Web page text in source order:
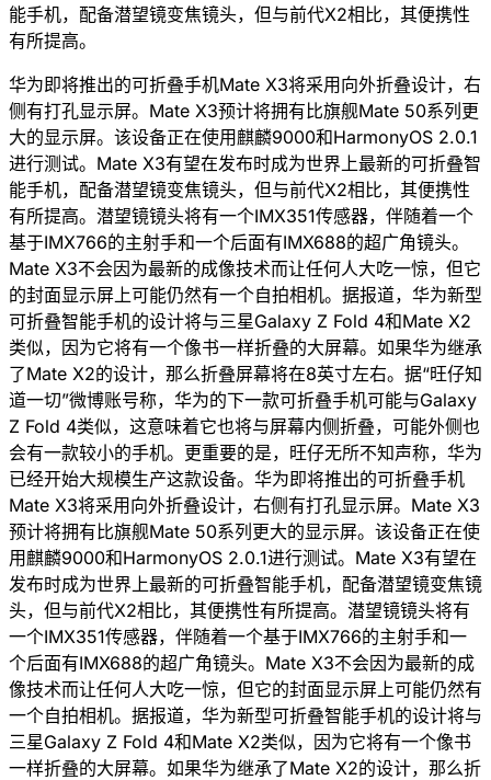
能手机，配备潜望镜变焦镜头，但与前代X2相比，其便携性
有所提高。
华为即将推出的可折叠手机Mate X3将采用向外折叠设计，右
侧有打孔显示屏。Mate X3预计将拥有比旗舰Mate 50系列更
大的显示屏。该设备正在使用麒麟9000和HarmonyOS 2.0.1
进行测试。Mate X3有望在发布时成为世界上最新的可折叠智
能手机，配备潜望镜变焦镜头，但与前代X2相比，其便携性
有所提高。潜望镜镜头将有一个IMX351传感器，伴随着一个
基于IMX766的主射手和一个后面有IMX688的超广角镜头。
Mate X3不会因为最新的成像技术而让任何人大吃一惊，但它
的封面显示屏上可能仍然有一个自拍相机。据报道，华为新型
可折叠智能手机的设计将与三星Galaxy Z Fold 4和Mate X2
类似，因为它将有一个像书一样折叠的大屏幕。如果华为继承
了Mate X2的设计，那么折叠屏幕将在8英寸左右。据“旺仔知
道一切”微博账号称，华为的下一款可折叠手机可能与Galaxy
Z Fold 4类似，这意味着它也将与屏幕内侧折叠，可能外侧也
会有一款较小的手机。更重要的是，旺仔无所不知声称，华为
已经开始大规模生产这款设备。华为即将推出的可折叠手机
Mate X3将采用向外折叠设计，右侧有打孔显示屏。Mate X3
预计将拥有比旗舰Mate 50系列更大的显示屏。该设备正在使
用麒麟9000和HarmonyOS 2.0.1进行测试。Mate X3有望在
发布时成为世界上最新的可折叠智能手机，配备潜望镜变焦镜
头，但与前代X2相比，其便携性有所提高。潜望镜镜头将有
一个IMX351传感器，伴随着一个基于IMX766的主射手和一
个后面有IMX688的超广角镜头。Mate X3不会因为最新的成
像技术而让任何人大吃一惊，但它的封面显示屏上可能仍然有
一个自拍相机。据报道，华为新型可折叠智能手机的设计将与
三星Galaxy Z Fold 4和Mate X2类似，因为它将有一个像书
一样折叠的大屏幕。如果华为继承了Mate X2的设计，那么折